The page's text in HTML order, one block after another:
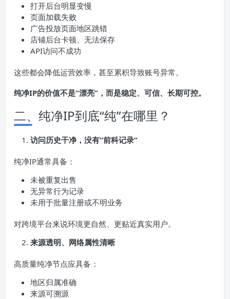
打开后台明显变慢
页面加载失败
广告投放页面地区跳错
店铺后台卡顿、无法保存
API访问不成功
这些都会降低运营效率，甚至累积导致账号异常。
纯净IP的价值不是“漂亮”，而是稳定、可信、长期可控。
二、纯净IP到底“纯”在哪里？
访问历史干净，没有“前科记录”
纯净IP通常具备：
未被重复出售
无异常行为记录
未用于批量注册或不明业务
对跨境平台来说环境更自然、更贴近真实用户。
来源透明、网络属性清晰
高质量纯净节点应具备：
地区归属准确
来源可溯源